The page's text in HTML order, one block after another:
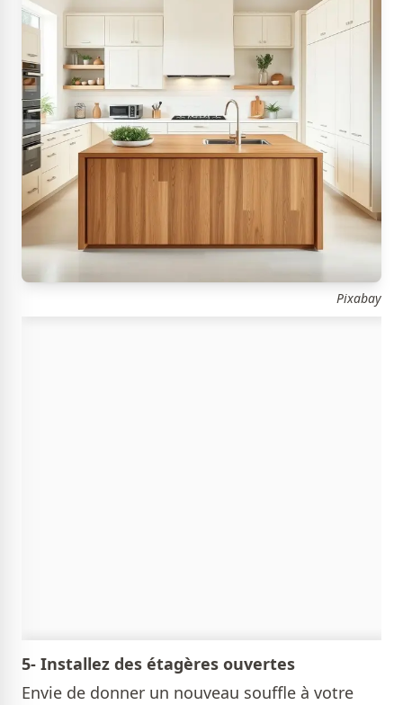
Pixabay
5- Installez des étagères ouvertes
Envie de donner un nouveau souffle à votre